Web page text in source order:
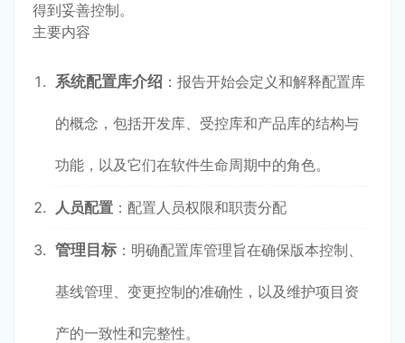
得到妥善控制。
主要内容
系统配置库介绍 ：报告开始会定义和解释配置库
的概念，包括开发库、受控库和产品库的结构与
功能，以及它们在软件生命周期中的角色。
人员配置 ：配置人员权限和职责分配
管理目标 ：明确配置库管理旨在确保版本控制、
基线管理、变更控制的准确性，以及维护项目资
产的一致性和完整性。